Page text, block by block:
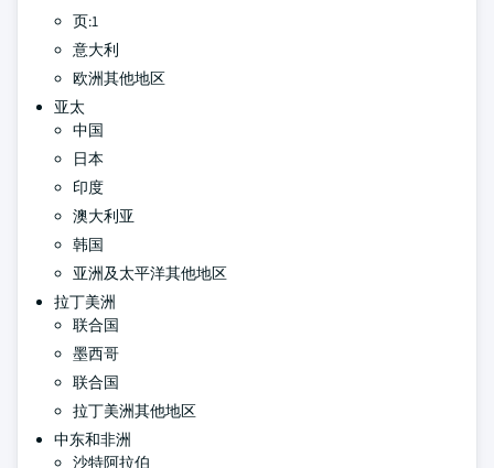
页:1
意大利
欧洲其他地区
亚太
中国
日本
印度
澳大利亚
韩国
亚洲及太平洋其他地区
拉丁美洲
联合国
墨西哥
联合国
拉丁美洲其他地区
中东和非洲
沙特阿拉伯